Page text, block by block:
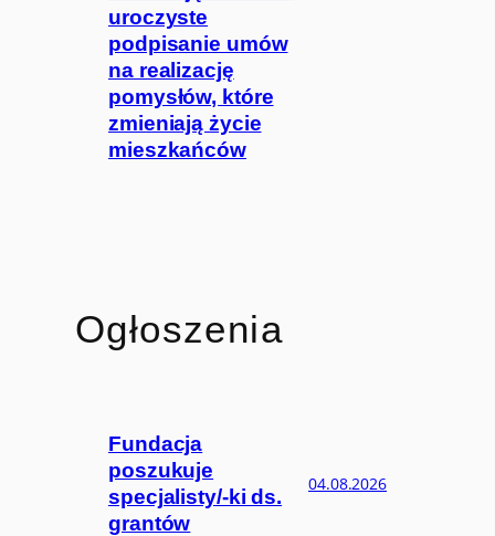
uroczyste
podpisanie umów
na realizację
pomysłów, które
zmieniają życie
mieszkańców
Ogłoszenia
Fundacja
poszukuje
specjalisty/-ki ds.
grantów
04.08.2026